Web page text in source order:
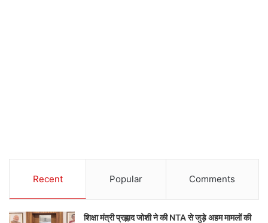
Recent Popular Comments
शिक्षा मंत्री प्रह्लाद जोशी ने की NTA से जुड़े अहम मामलों की